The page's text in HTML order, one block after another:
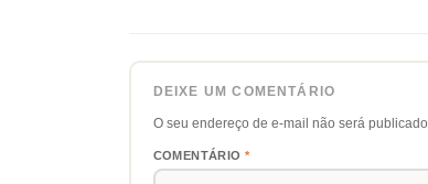
DEIXE UM COMENTÁRIO
O seu endereço de e-mail não será publicado.
COMENTÁRIO *